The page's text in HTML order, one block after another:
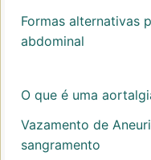
Formas alternativas
abdominal
O que é uma
Vazamento de
sangramento